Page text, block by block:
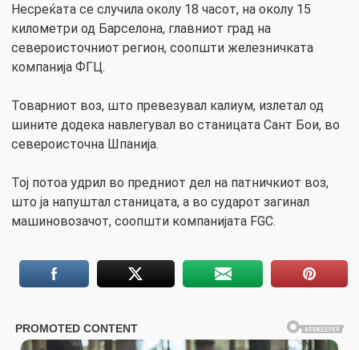
Несреќата се случила околу 18 часот, на околу 15
километри од Барселона, главниот град на
североисточниот регион, соопшти железничката
компанија ФГЦ.
Товарниот воз, што превезувал калиум, излетал од
шините додека навлегувал во станицата Сант Бои, во
североисточна Шпанија.
Тој потоа удрил во предниот дел на патничкиот воз,
што ја напуштал станицата, а во сударот загинал
машиновозачот, соопшти компанијата FGC.